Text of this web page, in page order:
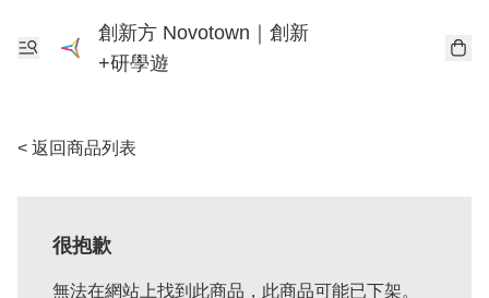
創新方 Novotown｜創新
+研學遊
< 返回商品列表
很抱歉
無法在網站上找到此商品，此商品可能已下架。